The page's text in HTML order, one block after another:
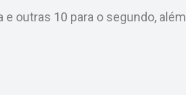
outras 10 para o segundo, além